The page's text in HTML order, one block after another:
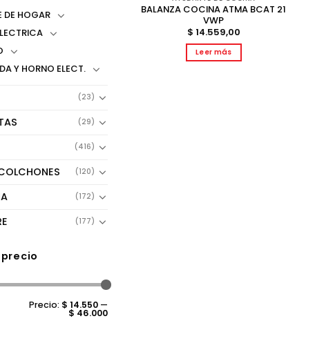
DE HOGAR
Y HORNO ELECT.
(23)
(29)
(416)
(120)
(172)
(177)
Precio: $ 14.550 —
$ 46.000
BALANZA COCINA ATMA BCAT 21
VWP
$ 14.559,00
Leer más